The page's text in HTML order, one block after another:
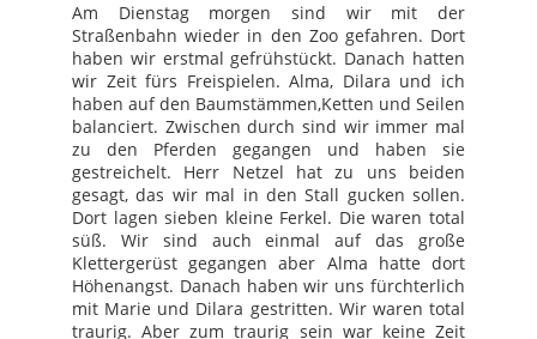
Am Dienstag morgen sind wir mit der
Straßenbahn wieder in den Zoo gefahren. Dort
haben wir erstmal gefrühstückt. Danach hatten
wir Zeit fürs Freispielen. Alma, Dilara und ich
haben auf den Baumstämmen,Ketten und Seilen
balanciert. Zwischen durch sind wir immer mal
zu den Pferden gegangen und haben sie
gestreichelt. Herr Netzel hat zu uns beiden
gesagt, das wir mal in den Stall gucken sollen.
Dort lagen sieben kleine Ferkel. Die waren total
süß. Wir sind auch einmal auf das große
Klettergerüst gegangen aber Alma hatte dort
Höhenangst. Danach haben wir uns fürchterlich
mit Marie und Dilara gestritten. Wir waren total
traurig. Aber zum traurig sein war keine Zeit